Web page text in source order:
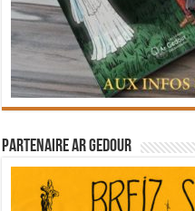
Partenaire Ar Gedour